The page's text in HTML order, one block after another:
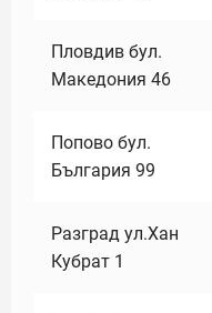
Пловдив бул.
Македония 46
Попово бул.
България 99
Разград ул.Хан
Кубрат 1